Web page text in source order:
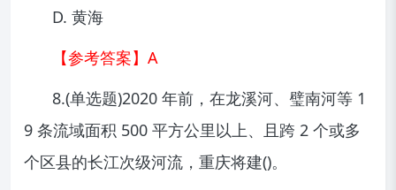
D. 黄海
【参考答案】A
8.(单选题)2020 年前，在龙溪河、璧南河等 1
9 条流域面积 500 平方公里以上、且跨 2 个或多
个区县的长江次级河流，重庆将建()。